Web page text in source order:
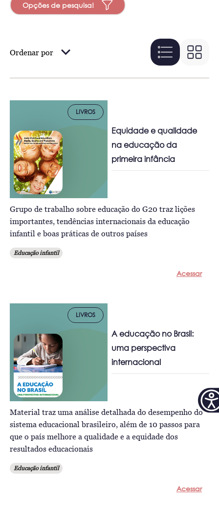
Opções de pesquisa!
Ordenar por
LIVROS
Equidade e qualidade
na educação da
primeira infância
Grupo de trabalho sobre educação do G20 traz lições
importantes, tendências internacionais da educação
infantil e boas práticas de outros países
Educação infantil
Acessar
LIVROS
A educação no Brasil:
uma perspectiva
internacional
Material traz uma análise detalhada do desempenho do
sistema educacional brasileiro, além de 10 passos para
que o país melhore a qualidade e a equidade dos
resultados educacionais
Educação infantil
Acessar